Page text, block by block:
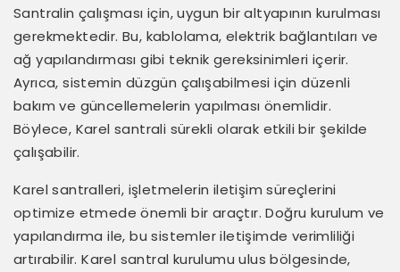
Santralin çalışması için, uygun bir altyapının kurulması
gerekmektedir. Bu, kablolama, elektrik bağlantıları ve
ağ yapılandırması gibi teknik gereksinimleri içerir.
Ayrıca, sistemin düzgün çalışabilmesi için düzenli
bakım ve güncellemelerin yapılması önemlidir.
Böylece, Karel santrali sürekli olarak etkili bir şekilde
çalışabilir.
Karel santralleri, işletmelerin iletişim süreçlerini
optimize etmede önemli bir araçtır. Doğru kurulum ve
yapılandırma ile, bu sistemler iletişimde verimliliği
artırabilir. Karel santral kurulumu ulus bölgesinde,